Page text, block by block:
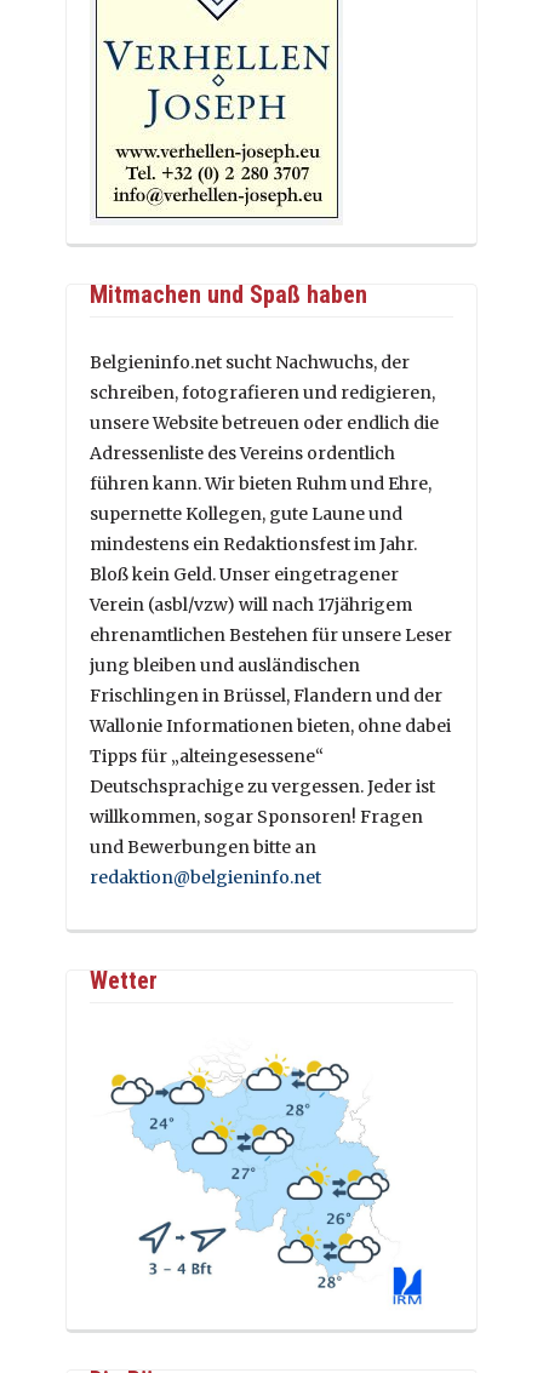
Mitmachen und Spaß haben
Belgieninfo.net sucht Nachwuchs, der
schreiben, fotografieren und redigieren,
unsere Website betreuen oder endlich die
Adressenliste des Vereins ordentlich
führen kann. Wir bieten Ruhm und Ehre,
supernette Kollegen, gute Laune und
mindestens ein Redaktionsfest im Jahr.
Bloß kein Geld. Unser eingetragener
Verein (asbl/vzw) will nach 17jährigem
ehrenamtlichen Bestehen für unsere Leser
jung bleiben und ausländischen
Frischlingen in Brüssel, Flandern und der
Wallonie Informationen bieten, ohne dabei
Tipps für „alteingesessene“
Deutschsprachige zu vergessen. Jeder ist
willkommen, sogar Sponsoren! Fragen
und Bewerbungen bitte an
redaktion@belgieninfo.net
Wetter